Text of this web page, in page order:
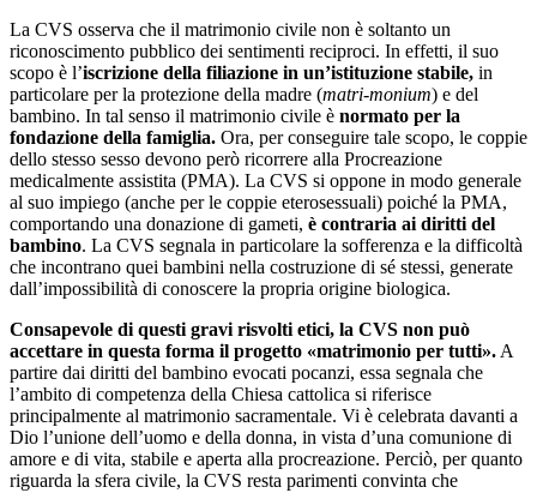
La CVS osserva che il matrimonio civile non è soltanto un
riconoscimento pubblico dei sentimenti reciproci. In effetti, il suo
scopo è l’iscrizione della filiazione in un’istituzione stabile, in
particolare per la protezione della madre (matri-monium) e del
bambino. In tal senso il matrimonio civile è normato per la
fondazione della famiglia. Ora, per conseguire tale scopo, le coppie
dello stesso sesso devono però ricorrere alla Procreazione
medicalmente assistita (PMA). La CVS si oppone in modo generale
al suo impiego (anche per le coppie eterosessuali) poiché la PMA,
comportando una donazione di gameti, è contraria ai diritti del
bambino. La CVS segnala in particolare la sofferenza e la difficoltà
che incontrano quei bambini nella costruzione di sé stessi, generate
dall’impossibilità di conoscere la propria origine biologica.
Consapevole di questi gravi risvolti etici, la CVS non può
accettare in questa forma il progetto «matrimonio per tutti». A
partire dai diritti del bambino evocati pocanzi, essa segnala che
l’ambito di competenza della Chiesa cattolica si riferisce
principalmente al matrimonio sacramentale. Vi è celebrata davanti a
Dio l’unione dell’uomo e della donna, in vista d’una comunione di
amore e di vita, stabile e aperta alla procreazione. Perciò, per quanto
riguarda la sfera civile, la CVS resta parimenti convinta che